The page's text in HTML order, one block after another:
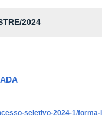
2024
seletivo-2024-1/